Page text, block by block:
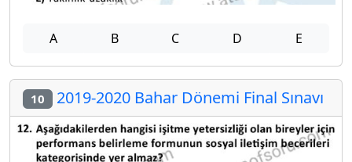
A B C D E
10 2019-2020 Bahar Dönemi Final Sınavı